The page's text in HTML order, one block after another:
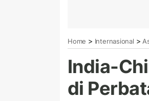
Home > Internasional >
India-
di